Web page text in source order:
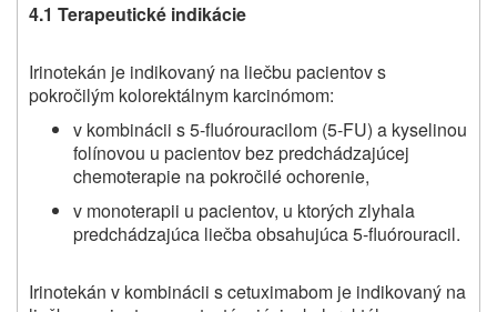
4.1 Terapeutické indikácie
Irinotekán je indikovaný na liečbu pacientov s
pokročilým kolorektálnym karcinómom:
v kombinácii s 5-fluórouracilom (5-FU) a kyselinou
folínovou u pacientov bez predchádzajúcej
chemoterapie na pokročilé ochorenie,
v monoterapii u pacientov, u ktorých zlyhala
predchádzajúca liečba obsahujúca 5-fluórouracil.
Irinotekán v kombinácii s cetuximabom je indikovaný na